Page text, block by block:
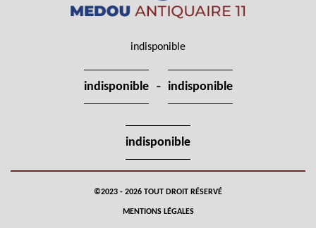
indisponible
indisponible - indisponible
indisponible
©2023 - 2026 TOUT DROIT RÉSERVÉ
MENTIONS LÉGALES